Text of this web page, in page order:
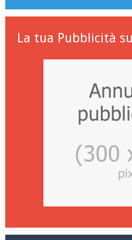
La tua Pubblicità